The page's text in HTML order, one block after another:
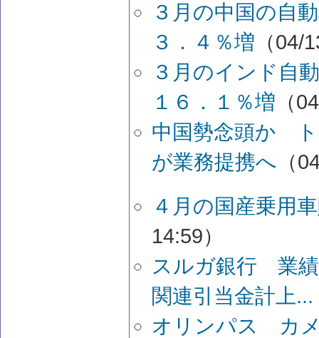
３月の中国の自
３．４％増 （04/
３月のインド自
１６．１％増 （
中国勢念頭か ト
が業務提携へ （
４月の国産乗用
14:59）
スルガ銀行 業
関連引当金計上...
オリンパス カ